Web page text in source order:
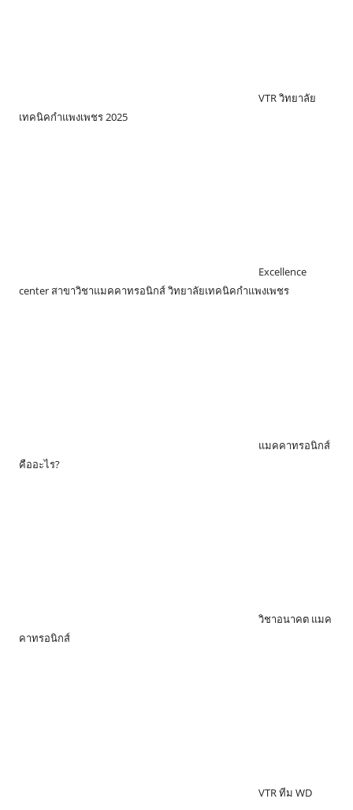
VTR วิทยาลัย
เทคนิคกำแพงเพชร 2025
Excellence
center สาขาวิชาแมคคาทรอนิกส์ วิทยาลัยเทคนิคกำแพงเพชร
แมคคาทรอนิกส์
คืออะไร?
วิชาอนาคต แมค
คาทรอนิกส์
VTR ทีม WD